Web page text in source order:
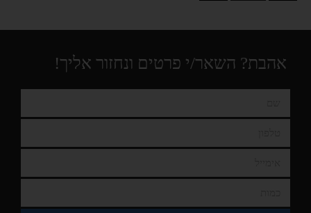
אהבת? השאר/י פרטים ונחזור אליך!